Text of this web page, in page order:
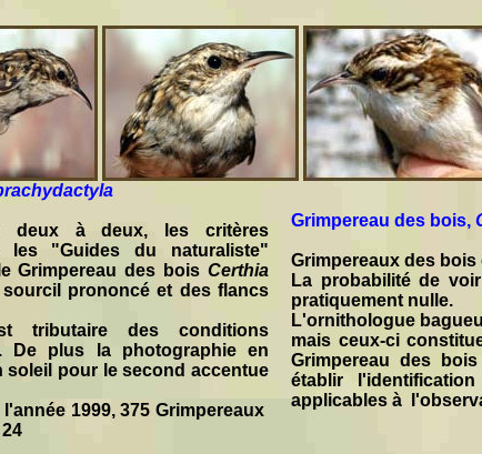
deux à deux, les critères
les "Guides du naturaliste"
Grimpereau des bois Certhia
prononcé et des flancs
tributaire des conditions
De plus la photographie en
pour le second accentue
1999, 375 Grimpereaux
Grimpereau des bois,
Grimpereaux des
La probabilité de
pratiquement nulle.
L'ornithologue
mais ceux-ci
Grimpereau des bois
établir
applicables à